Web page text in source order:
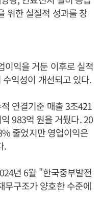
위한 실질적 성과를 창
이익을 거둔 이후로 실적
익성이 개선되고 있다.
연결기준 매출 3조421
983억 원을 거뒀다. 20
줄었지만 영업이익은
.
년 6월 "한국중부발전
무구조가 양호한 수준에